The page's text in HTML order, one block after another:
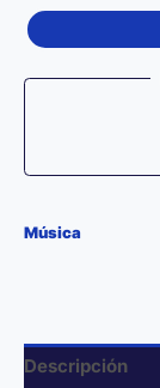
Vol.1
—
Edición
Música
Descripción